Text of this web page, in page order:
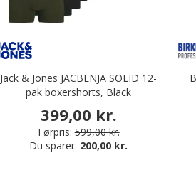
Jack & Jones JACBENJA SOLID 12-
pak boxershorts, Black
399,00 kr.
Førpris: 599,00 kr.
Du sparer: 200,00 kr.